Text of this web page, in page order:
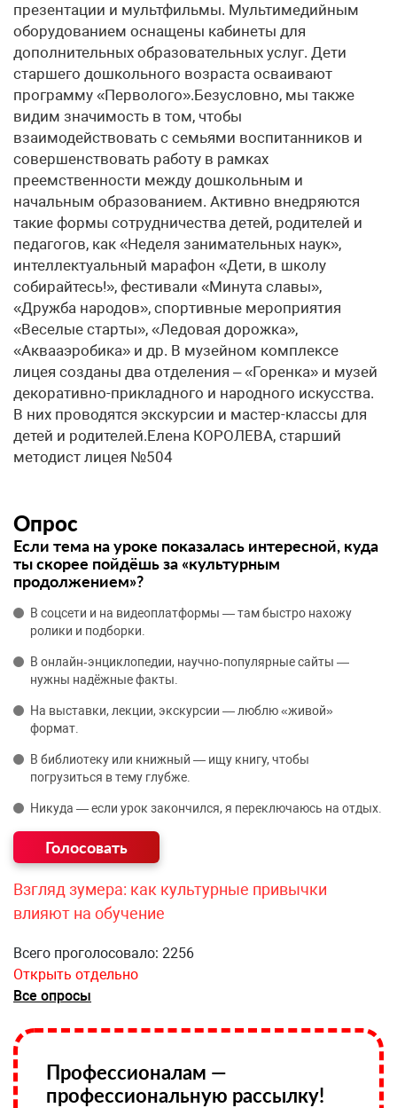
презентации и мультфильмы. Мультимедийным
оборудованием оснащены кабинеты для
дополнительных образовательных услуг. Дети
старшего дошкольного возраста осваивают
программу «Перволого».Безусловно, мы также
видим значимость в том, чтобы
взаимодействовать с семьями воспитанников и
совершенствовать работу в рамках
преемственности между дошкольным и
начальным образованием. Активно внедряются
такие формы сотрудничества детей, родителей и
педагогов, как «Неделя занимательных наук»,
интеллектуальный марафон «Дети, в школу
собирайтесь!», фестивали «Минута славы»,
«Дружба народов», спортивные мероприятия
«Веселые старты», «Ледовая дорожка»,
«Аквааэробика» и др. В музейном комплексе
лицея созданы два отделения – «Горенка» и музей
декоративно-прикладного и народного искусства.
В них проводятся экскурсии и мастер-классы для
детей и родителей.Елена КОРОЛЕВА, старший
методист лицея №504
Опрос
Если тема на уроке показалась интересной, куда
ты скорее пойдёшь за «культурным
продолжением»?
В соцсети и на видеоплатформы — там быстро нахожу
ролики и подборки.
В онлайн‑энциклопедии, научно‑популярные сайты —
нужны надёжные факты.
На выставки, лекции, экскурсии — люблю «живой»
формат.
В библиотеку или книжный — ищу книгу, чтобы
погрузиться в тему глубже.
Никуда — если урок закончился, я переключаюсь на отдых.
Взгляд зумера: как культурные привычки
влияют на обучение
Всего проголосовало: 2256
Открыть отдельно
Все опросы
Профессионалам —
профессиональную рассылку!